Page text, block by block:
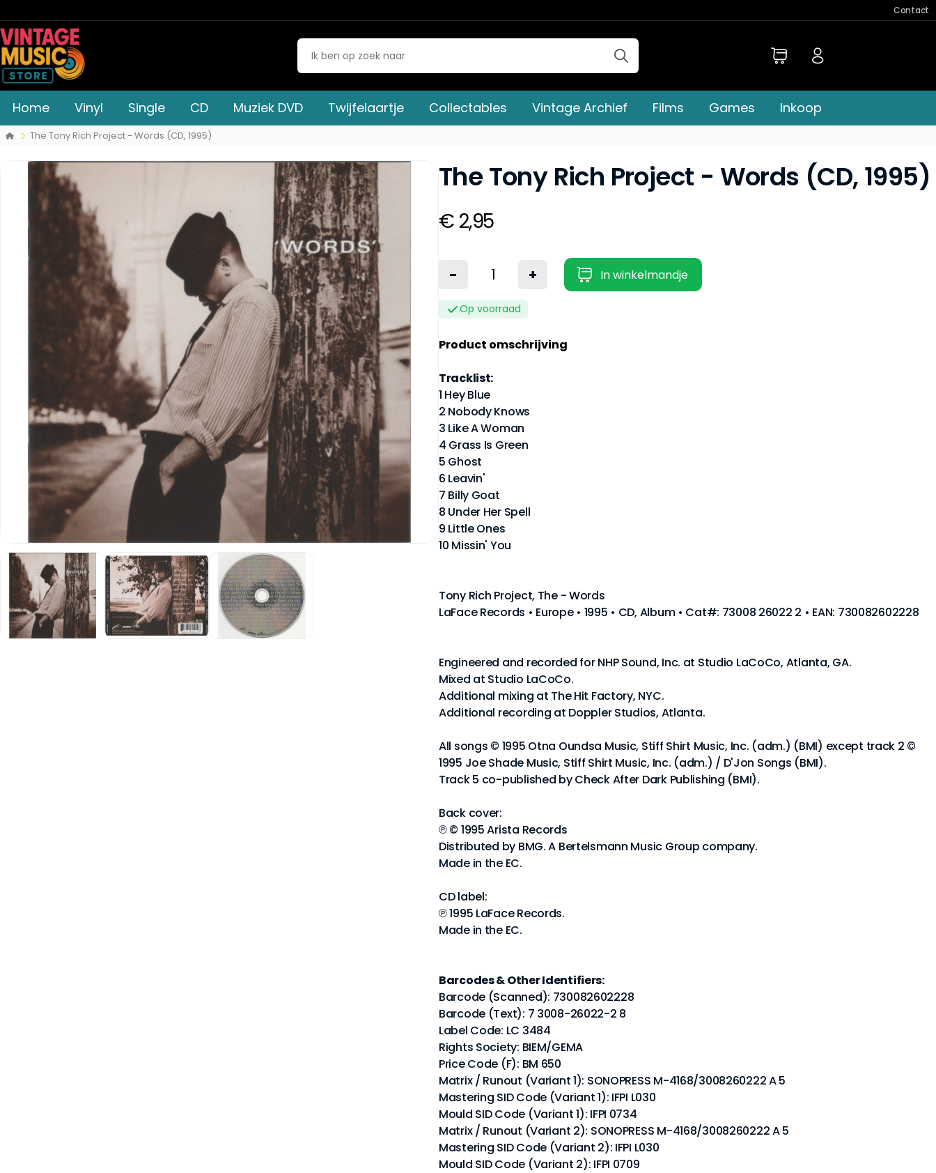
Contact
Home Vinyl Single CD Muziek DVD Twijfelaartje Collectables Vintage Archief Films Games Inkoop
The Tony Rich Project - Words (CD, 1995)
The Tony Rich Project - Words (CD, 1995)
€ 2,95
- + In winkelmandje
Op voorraad
Product omschrijving
Tracklist:
1 Hey Blue
2 Nobody Knows
3 Like A Woman
4 Grass Is Green
5 Ghost
6 Leavin'
7 Billy Goat
8 Under Her Spell
9 Little Ones
10 Missin' You
Tony Rich Project, The - Words
LaFace Records • Europe • 1995 • CD, Album • Cat#: 73008 26022 2 • EAN: 730082602228
Engineered and recorded for NHP Sound, Inc. at Studio LaCoCo, Atlanta, GA.
Mixed at Studio LaCoCo.
Additional mixing at The Hit Factory, NYC.
Additional recording at Doppler Studios, Atlanta.
All songs © 1995 Otna Oundsa Music, Stiff Shirt Music, Inc. (adm.) (BMI) except track 2 ©
1995 Joe Shade Music, Stiff Shirt Music, Inc. (adm.) / D'Jon Songs (BMI).
Track 5 co-published by Check After Dark Publishing (BMI).
Back cover:
℗ © 1995 Arista Records
Distributed by BMG. A Bertelsmann Music Group company.
Made in the EC.
CD label:
℗ 1995 LaFace Records.
Made in the EC.
Barcodes & Other Identifiers:
Barcode (Scanned): 730082602228
Barcode (Text): 7 3008-26022-2 8
Label Code: LC 3484
Rights Society: BIEM/GEMA
Price Code (F): BM 650
Matrix / Runout (Variant 1): SONOPRESS M-4168/3008260222 A 5
Mastering SID Code (Variant 1): IFPI L030
Mould SID Code (Variant 1): IFPI 0734
Matrix / Runout (Variant 2): SONOPRESS M-4168/3008260222 A 5
Mastering SID Code (Variant 2): IFPI L030
Mould SID Code (Variant 2): IFPI 0709